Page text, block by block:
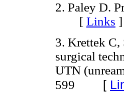
2. Paley D.
[ Links ]
3. Krettek C,
surgical
UTN
599 [